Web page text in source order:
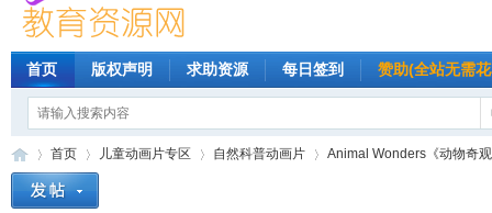
首页 版权声明 求助资源 每日签到 赞助(全站无需
首页 儿童动画片专区 自然科普动画片 Animal Wonders《动物奇